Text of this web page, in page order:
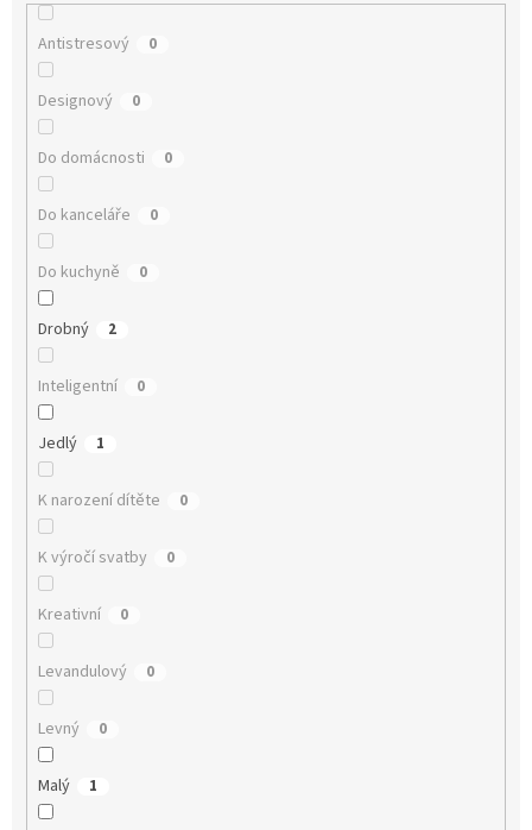
Antistresový 0
Designový 0
Do domácnosti 0
Do kanceláře 0
Do kuchyně 0
Drobný 2
Inteligentní 0
Jedlý 1
K narození dítěte 0
K výročí svatby 0
Kreativní 0
Levandulový 0
Levný 0
Malý 1